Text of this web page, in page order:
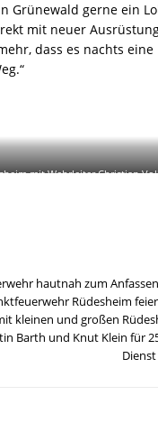
Grünewald gerne ein
mit neuer
dass es nachts eine
mit Wehrleiter Christian
hautnah zum
Rüdesheim
kleinen und großen
Barth und Knut Klein für